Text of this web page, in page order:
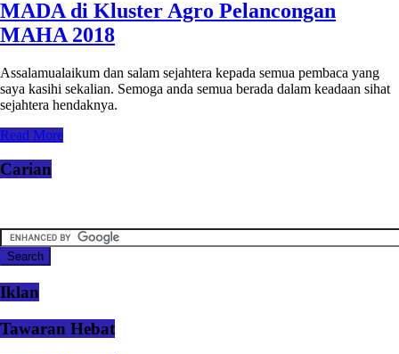
MADA di Kluster Agro Pelancongan
MAHA 2018
Assalamualaikum dan salam sejahtera kepada semua pembaca yang
saya kasihi sekalian. Semoga anda semua berada dalam keadaan sihat
sejahtera hendaknya.
Read More
Carian
Iklan
Tawaran Hebat